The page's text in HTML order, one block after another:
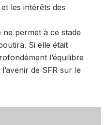
les intérêts des
permet à ce stade
Si elle était
l’équilibre
de SFR sur le